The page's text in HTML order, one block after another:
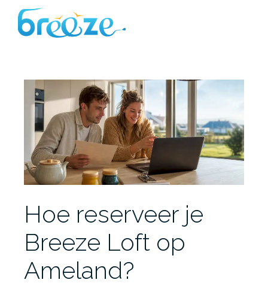
Hoe reserveer je
Breeze Loft op
Ameland?